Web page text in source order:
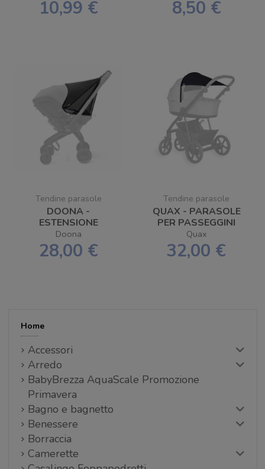
10,99 € VENTOSA
8,50 €
Tendine parasole
DOONA -
ESTENSIONE
PARASOLE PER
DOONA X
Doona
28,00 €
Tendine parasole
QUAX - PARASOLE
PER PASSEGGINI
AVENUE , CROOZ E
AIR
Quax
32,00 €
Home
Accessori
Arredo
BabyBrezza AquaScale Promozione
Primavera
Bagno e bagnetto
Benessere
Borraccia
Camerette